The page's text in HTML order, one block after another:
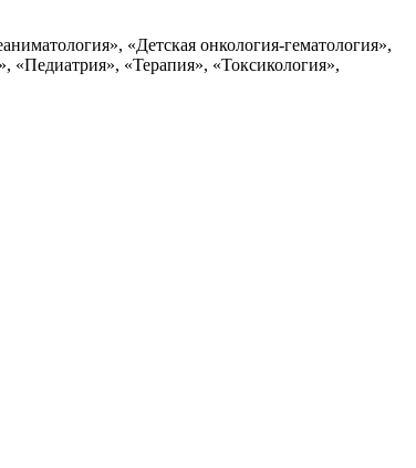
«Детская онкология-гематология»,
«Педиатрия», «Терапия», «Токсикология»,